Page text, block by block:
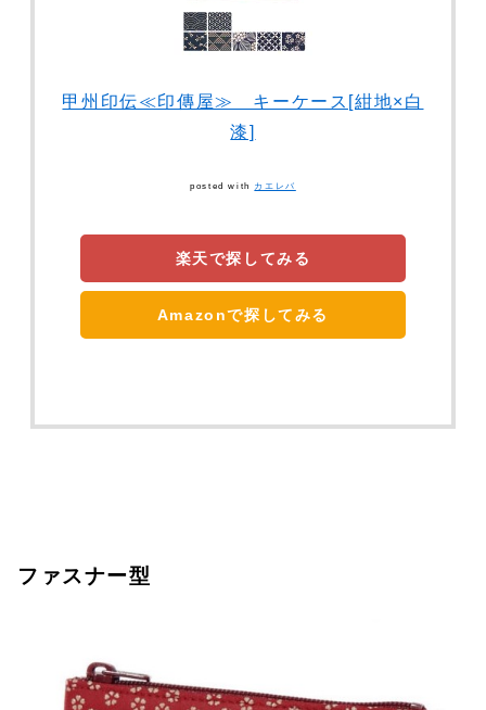
甲州印伝≪印傳屋≫ キーケース[紺地×白
漆]
posted with カエレバ
楽天で探してみる
Amazonで探してみる
ファスナー型